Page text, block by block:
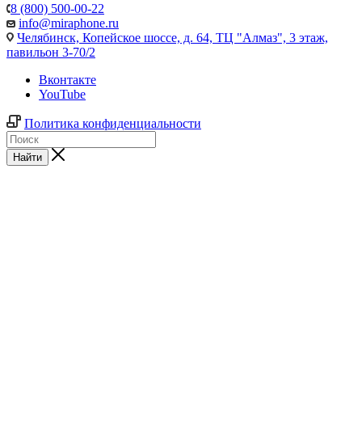
8 (800) 500-00-22
info@miraphone.ru
Челябинск, Копейское шоссе, д. 64, ТЦ "Алмаз", 3 этаж,
павильон 3-70/2
Вконтакте
YouTube
Политика конфиденциальности
Найти